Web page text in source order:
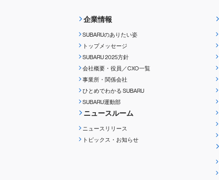
企業情報
SUBARUのありたい姿
トップメッセージ
SUBARU 2025方針
会社概要・役員／CXO一覧
事業所・関係会社
ひとめでわかる SUBARU
SUBARU運動部
ニュースルーム
ニュースリリース
トピックス・お知らせ